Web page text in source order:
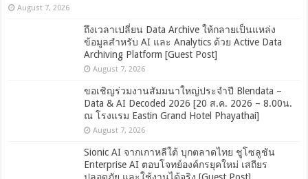
August 7, 2026
ถึงเวลาเปลี่ยน Data Archive ให้กลายเป็นแหล่ง
ข้อมูลสำหรับ AI และ Analytics ด้วย Active Data
Archiving Platform [Guest Post]
August 7, 2026
ขอเชิญร่วมงานสัมมนาใหญ่ประจำปี Blendata –
Data & AI Decoded 2026 [20 ส.ค. 2026 – 8.00น.
ณ โรงแรม Eastin Grand Hotel Phayathai]
August 7, 2026
Sionic AI จากเกาหลีใต้ บุกตลาดไทย ชูโซลูชัน
Enterprise AI ตอบโจทย์องค์กรยุคใหม่ เสถียร